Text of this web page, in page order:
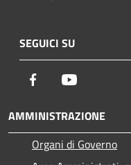
SEGUICI SU
Facebook
AMMINISTRAZIONE
Organi di Governo